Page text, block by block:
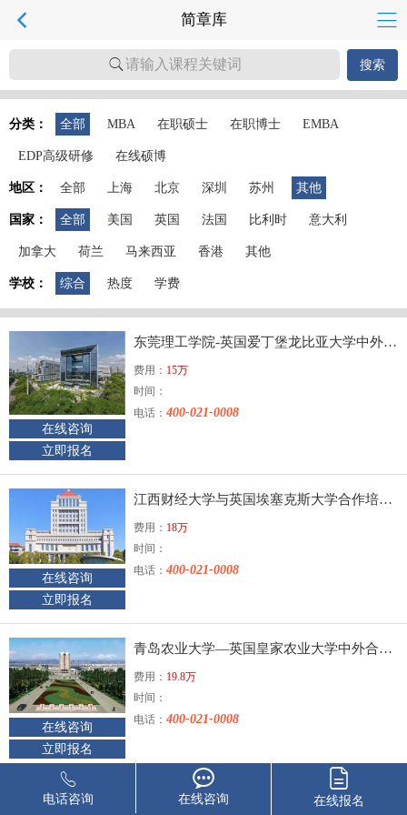
简章库
请输入课程关键词 搜索
分类： 全部 MBA 在职硕士 在职博士 EMBA
EDP高级研修 在线硕博
地区： 全部 上海 北京 深圳 苏州 其他
国家： 全部 美国 英国 法国 比利时 意大利
加拿大 荷兰 马来西亚 香港 其他
学校： 综合 热度 学费
在线咨询
立即报名
东莞理工学院-英国爱丁堡龙比亚大学中外合作办学硕士项目
费用： 15万
时间：
电话： 400-021-0008
在线咨询
立即报名
江西财经大学与英国埃塞克斯大学合作培养硕士研究生
费用： 18万
时间：
电话： 400-021-0008
在线咨询
立即报名
青岛农业大学—英国皇家农业大学中外合作办学硕士
费用： 19.8万
时间：
电话： 400-021-0008
高净值研究院高级研修班
电话咨询 在线咨询 在线报名